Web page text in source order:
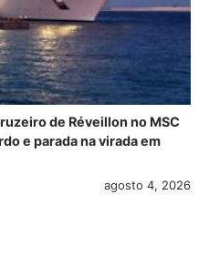
de Réveillon no MSC
e parada na virada em
agosto 4, 2026